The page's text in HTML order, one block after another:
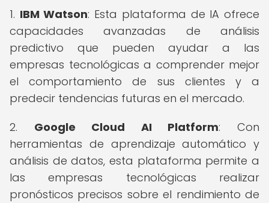
1. IBM Watson: Esta plataforma de IA ofrece
capacidades avanzadas de análisis
predictivo que pueden ayudar a las
empresas tecnológicas a comprender mejor
el comportamiento de sus clientes y a
predecir tendencias futuras en el mercado.
2. Google Cloud AI Platform: Con
herramientas de aprendizaje automático y
análisis de datos, esta plataforma permite a
las empresas tecnológicas realizar
pronósticos precisos sobre el rendimiento de